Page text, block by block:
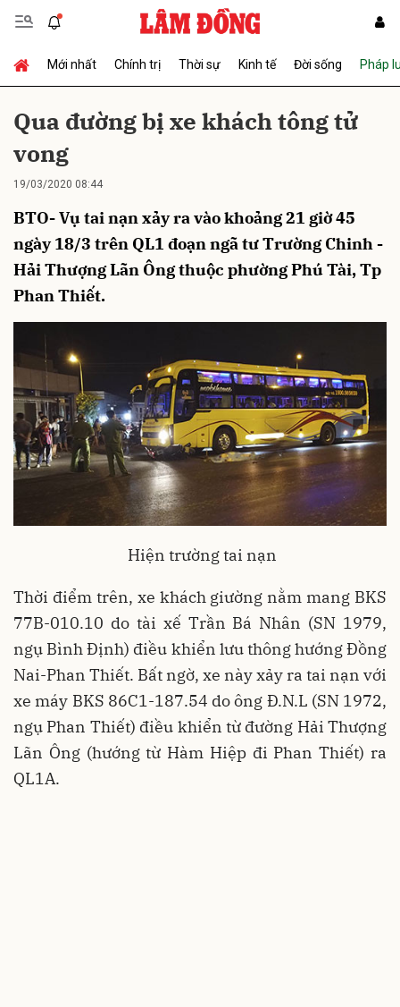
Mới nhất Chính trị Thời sự Kinh tế Đời sống Pháp
Qua đường bị xe khách tông tử
vong
19/03/2020 08:44
BTO- Vụ tai nạn xảy ra vào khoảng 21 giờ 45
ngày 18/3 trên QL1 đoạn ngã tư Trường Chinh -
Hải Thượng Lãn Ông thuộc phường Phú Tài, Tp
Phan Thiết.
Hiện trường tai nạn
Thời điểm trên, xe khách giường nằm mang BKS
77B-010.10 do tài xế Trần Bá Nhân (SN 1979,
ngụ Bình Định) điều khiển lưu thông hướng Đồng
Nai-Phan Thiết. Bất ngờ, xe này xảy ra tai nạn với
xe máy BKS 86C1-187.54 do ông Đ.N.L (SN 1972,
ngụ Phan Thiết) điều khiển từ đường Hải Thượng
Lãn Ông (hướng từ Hàm Hiệp đi Phan Thiết) ra
QL1A.
Gửi bình luận
Hủy Gửi